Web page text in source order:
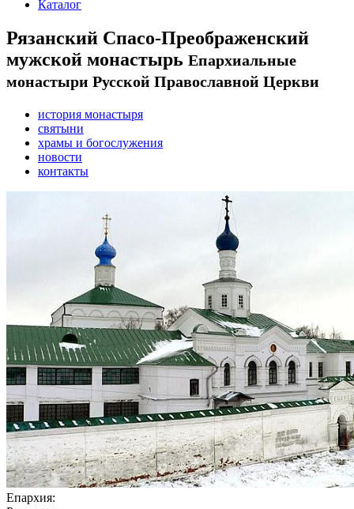
Каталог
Рязанский Спасо-Преображенский
мужской монастырь Епархиальные
монастыри Русской Православной Церкви
история монастыря
святыни
храмы и богослужения
новости
контакты
Епархия: